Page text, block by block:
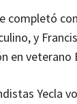
completó
y
en veterano
Yecla